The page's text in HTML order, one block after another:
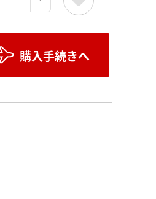
購入手続きへ